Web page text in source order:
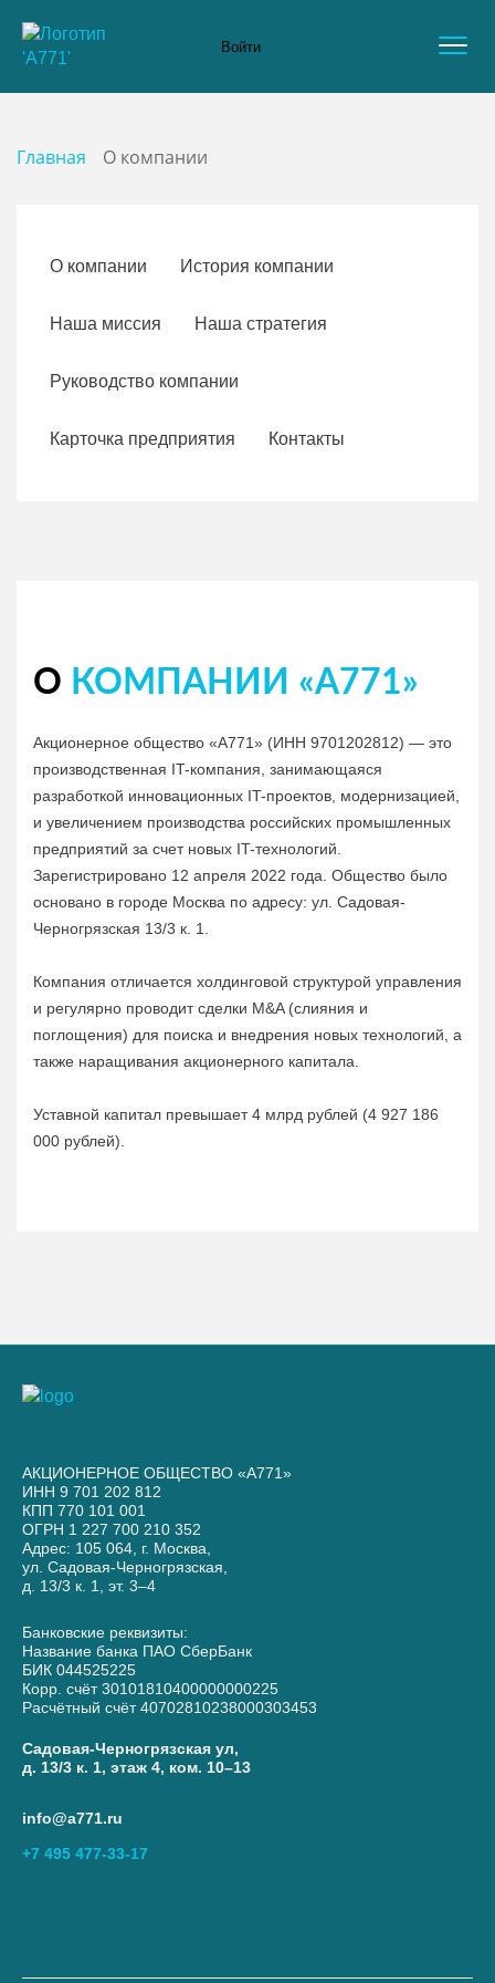
Войти
Главная О компании
О компании История компании
Наша миссия Наша стратегия
Руководство компании
Карточка предприятия Контакты
О КОМПАНИИ «А771»
Акционерное общество «А771» (ИНН 9701202812) — это
производственная IT-компания, занимающаяся
разработкой инновационных IT-проектов, модернизацией,
и увеличением производства российских промышленных
предприятий за счет новых IT-технологий.
Зарегистрировано 12 апреля 2022 года. Общество было
основано в городе Москва по адресу: ул. Садовая-
Черногрязская 13/3 к. 1.
Компания отличается холдинговой структурой управления
и регулярно проводит сделки M&A (слияния и
поглощения) для поиска и внедрения новых технологий, а
также наращивания акционерного капитала.
Уставной капитал превышает 4 млрд рублей (4 927 186
000 рублей).
АКЦИОНЕРНОЕ ОБЩЕСТВО «А771»
ИНН 9 701 202 812
КПП 770 101 001
ОГРН 1 227 700 210 352
Адрес: 105 064, г. Москва,
ул. Садовая-Черногрязская,
д. 13/3 к. 1, эт. 3–4
Банковские реквизиты:
Название банка ПАО СберБанк
БИК 044525225
Корр. счёт 30101810400000000225
Расчётный счёт 40702810238000303453
Садовая-Черногрязская ул,
д. 13/3 к. 1, этаж 4, ком. 10–13
info@a771.ru
+7 495 477-33-17